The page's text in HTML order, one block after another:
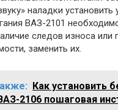
наладки установить
ВАЗ-2101
следов износа или
заменить их.
Как установить
2106 пошаговая